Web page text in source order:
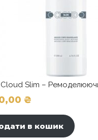
Slim –
₴
в кошик